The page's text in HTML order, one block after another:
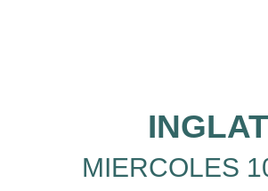
MIERCOLES